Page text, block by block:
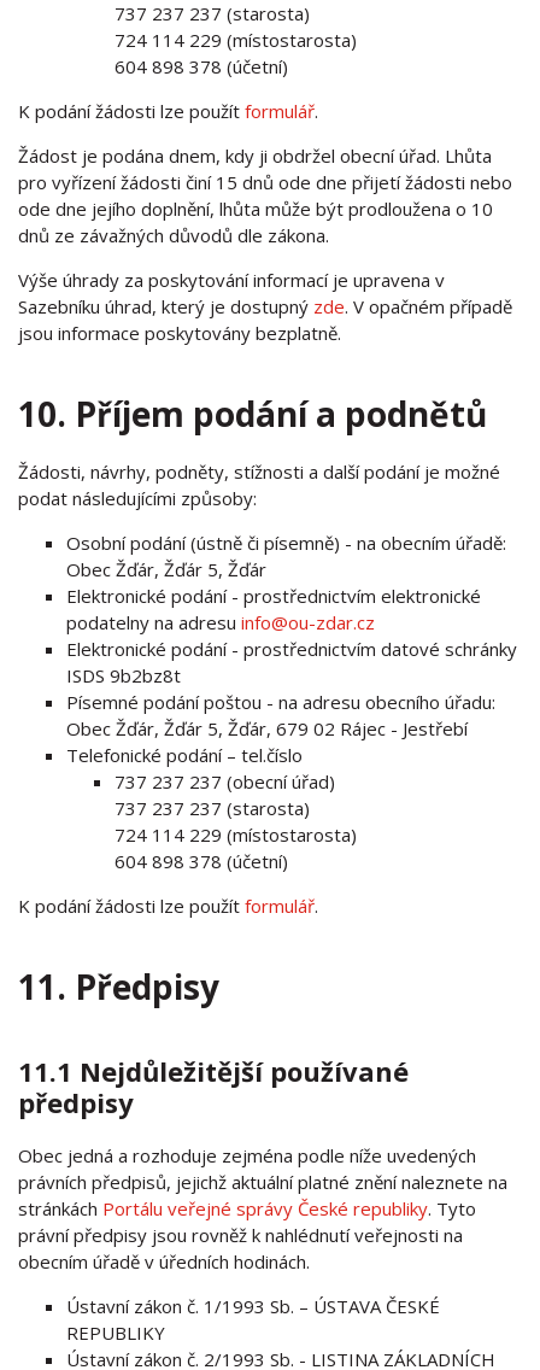
737 237 237 (starosta)
724 114 229 (místostarosta)
604 898 378 (účetní)
K podání žádosti lze použít formulář.
Žádost je podána dnem, kdy ji obdržel obecní úřad. Lhůta
pro vyřízení žádosti činí 15 dnů ode dne přijetí žádosti nebo
ode dne jejího doplnění, lhůta může být prodloužena o 10
dnů ze závažných důvodů dle zákona.
Výše úhrady za poskytování informací je upravena v
Sazebníku úhrad, který je dostupný zde. V opačném případě
jsou informace poskytovány bezplatně.
10. Příjem podání a podnětů
Žádosti, návrhy, podněty, stížnosti a další podání je možné
podat následujícími způsoby:
Osobní podání (ústně či písemně) - na obecním úřadě:
Obec Žďár, Žďár 5, Žďár
Elektronické podání - prostřednictvím elektronické
podatelny na adresu info@ou-zdar.cz
Elektronické podání - prostřednictvím datové schránky
ISDS 9b2bz8t
Písemné podání poštou - na adresu obecního úřadu:
Obec Žďár, Žďár 5, Žďár, 679 02 Rájec - Jestřebí
Telefonické podání – tel.číslo
737 237 237 (obecní úřad)
737 237 237 (starosta)
724 114 229 (místostarosta)
604 898 378 (účetní)
K podání žádosti lze použít formulář.
11. Předpisy
11.1 Nejdůležitější používané
předpisy
Obec jedná a rozhoduje zejména podle níže uvedených
právních předpisů, jejichž aktuální platné znění naleznete na
stránkách Portálu veřejné správy České republiky. Tyto
právní předpisy jsou rovněž k nahlédnutí veřejnosti na
obecním úřadě v úředních hodinách.
Ústavní zákon č. 1/1993 Sb. – ÚSTAVA ČESKÉ
REPUBLIKY
Ústavní zákon č. 2/1993 Sb. - LISTINA ZÁKLADNÍCH